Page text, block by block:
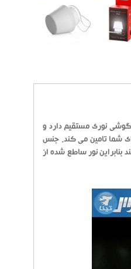
نوری مستقیم دارد و
شما تامین می کند. جنس
نور ساطع شده از